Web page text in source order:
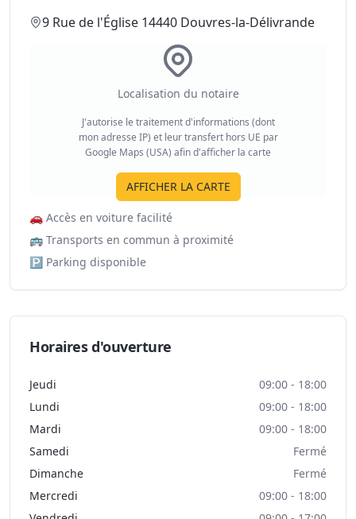
9 Rue de l'Église 14440 Douvres-la-Délivrande
Localisation du notaire
J'autorise le traitement d'informations (dont
mon adresse IP) et leur transfert hors UE par
Google Maps (USA) afin d'afficher la carte
AFFICHER LA CARTE
🚗 Accès en voiture facilité
🚌 Transports en commun à proximité
🅿️ Parking disponible
Horaires d'ouverture
Jeudi
09:00 - 18:00
Lundi
09:00 - 18:00
Mardi
09:00 - 18:00
Samedi
Fermé
Dimanche
Fermé
Mercredi
09:00 - 18:00